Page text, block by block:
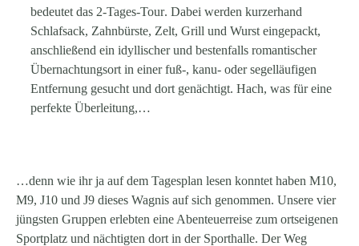
bedeutet das 2-Tages-Tour. Dabei werden kurzerhand
Schlafsack, Zahnbürste, Zelt, Grill und Wurst eingepackt,
anschließend ein idyllischer und bestenfalls romantischer
Übernachtungsort in einer fuß-, kanu- oder segelläufigen
Entfernung gesucht und dort genächtigt. Hach, was für eine
perfekte Überleitung,…
…denn wie ihr ja auf dem Tagesplan lesen konntet haben M10,
M9, J10 und J9 dieses Wagnis auf sich genommen. Unsere vier
jüngsten Gruppen erlebten eine Abenteuerreise zum ortseigenen
Sportplatz und nächtigten dort in der Sporthalle. Der Weg